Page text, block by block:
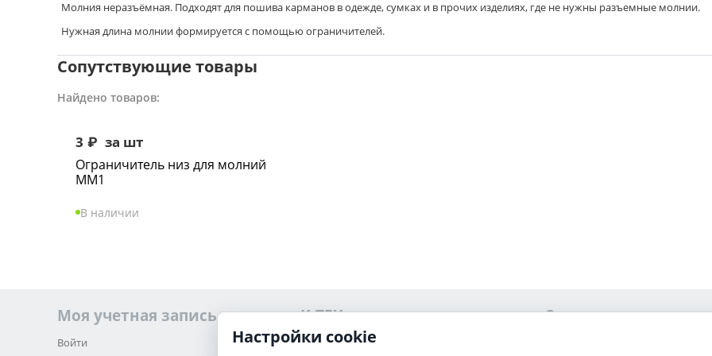
Молния неразъёмная. Подходят для пошива карманов в одежде, сумках и в прочих изделиях, где не нужны разъемные молнии.
Нужная длина молнии формируется с помощью ограничителей.
Сопутствующие товары
Найдено товаров:
3 ₽ за шт
Ограничитель низ для молний
ММ1
В наличии
Моя учетная запись
Войти
K-TEX
О нас
Сервис
Настройки cookie